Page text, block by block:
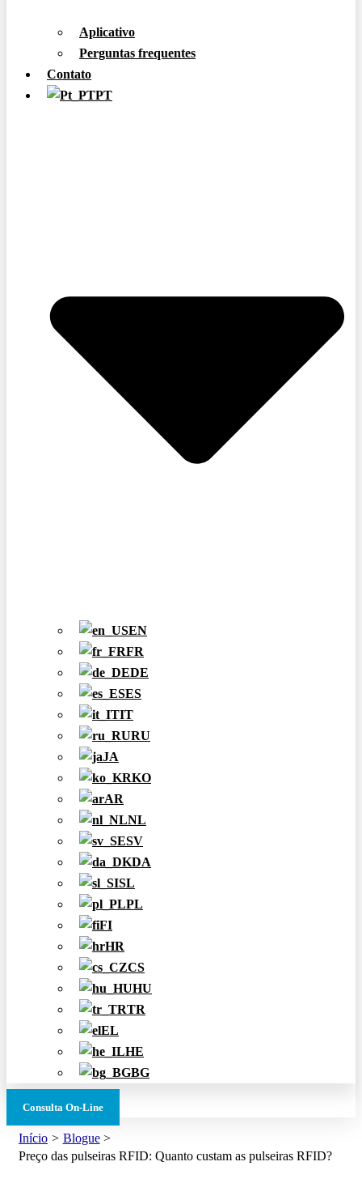
Aplicativo
Perguntas frequentes
Contato
PT
EN
FR
DE
ES
IT
RU
JA
KO
AR
NL
SV
DA
SL
PL
FI
HR
CS
HU
TR
EL
HE
BG
Consulta On-Line
Início
Blogue
Preço das pulseiras RFID: Quanto custam as pulseiras RFID?